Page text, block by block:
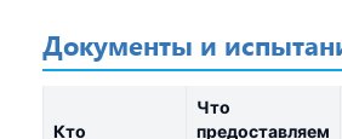
Документы и
Кто
Что
предоставляем